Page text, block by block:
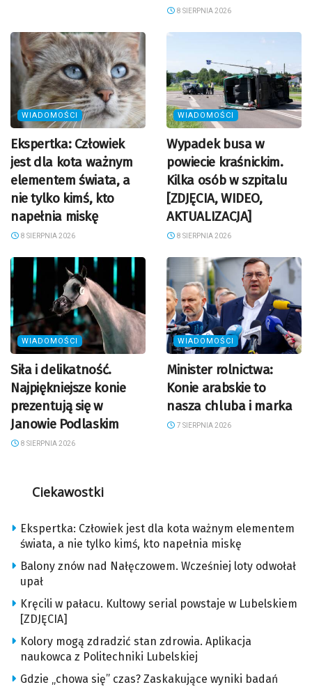
8 SIERPNIA 2026
WIADOMOŚCI
Ekspertka: Człowiek
jest dla kota ważnym
elementem świata, a
nie tylko kimś, kto
napełnia miskę
8 SIERPNIA 2026
WIADOMOŚCI
Wypadek busa w
powiecie kraśnickim.
Kilka osób w szpitalu
[ZDJĘCIA, WIDEO,
AKTUALIZACJA]
8 SIERPNIA 2026
WIADOMOŚCI
Siła i delikatność.
Najpiękniejsze konie
prezentują się w
Janowie Podlaskim
8 SIERPNIA 2026
WIADOMOŚCI
Minister rolnictwa:
Konie arabskie to
nasza chluba i marka
7 SIERPNIA 2026
Ciekawostki
Ekspertka: Człowiek jest dla kota ważnym elementem
świata, a nie tylko kimś, kto napełnia miskę
Balony znów nad Nałęczowem. Wcześniej loty odwołał
upał
Kręcili w pałacu. Kultowy serial powstaje w Lubelskiem
[ZDJĘCIA]
Kolory mogą zdradzić stan zdrowia. Aplikacja
naukowca z Politechniki Lubelskiej
Gdzie „chowa się” czas? Zaskakujące wyniki badań